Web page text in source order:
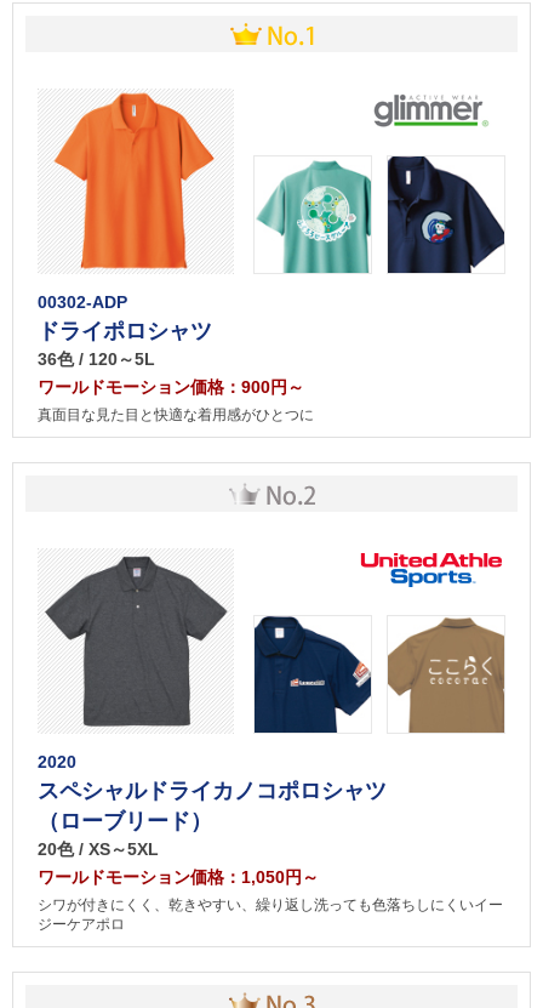
00302-ADP
ドライポロシャツ
36色 / 120～5L
ワールドモーション価格：900円～
真面目な見た目と快適な着用感がひとつに
2020
スペシャルドライカノコポロシャツ
（ローブリード）
20色 / XS～5XL
ワールドモーション価格：1,050円～
シワが付きにくく、乾きやすい、繰り返し洗っても色落ちしにくいイー
ジーケアポロ